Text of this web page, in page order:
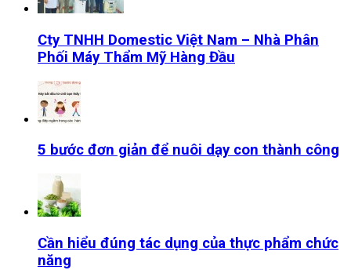
Cty TNHH Domestic Việt Nam – Nhà Phân
Phối Máy Thẩm Mỹ Hàng Đầu
5 bước đơn giản để nuôi dạy con thành công
Cần hiểu đúng tác dụng của thực phẩm chức
năng